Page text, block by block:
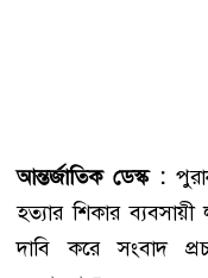
আন্তর্জাতিক ডেস্ক :
হত্যার শিকার
দাবি করে সংবাদ